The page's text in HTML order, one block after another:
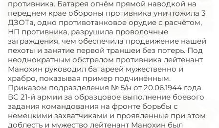
противника. Батарея огнём прямой наводкой на
переднем крае обороны противника уничтожила 3
ДЗОТа, одно противотанковое орудие с расчётом,
НП противника, разрушила проволочные
заграждения, чем обеспечила продвижение нашей
пехоты и занятие первой траншеи без потерь. Под
неоднократным обстрелом противника лейтенант
Манохин руководил батареей мужественно и
храбро, показывая пример подчинённым.
Приказом подразделения № 5/н от 20.06.1944 года
ВС 21-й армии за образцовое выполнение боевого
задания командования на фронте борьбы с
немецкими захватчиками и проявленные при этом
доблесть и мужество лейтенант Манохин был